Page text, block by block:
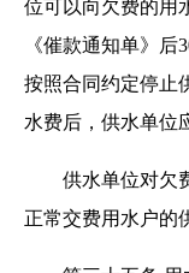
位可以向欠费的用
《催款通知单》
按照合同约定停止
水费后，供水单位
供水单位对欠
正常交费用水户的